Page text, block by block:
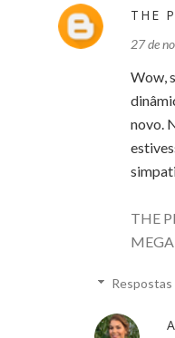
THE
27 de
Wow,
novo.
THE
Respostas